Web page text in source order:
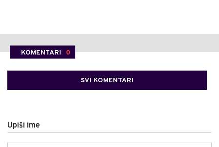
KOMENTARI 0
SVI KOMENTARI
Upiši ime